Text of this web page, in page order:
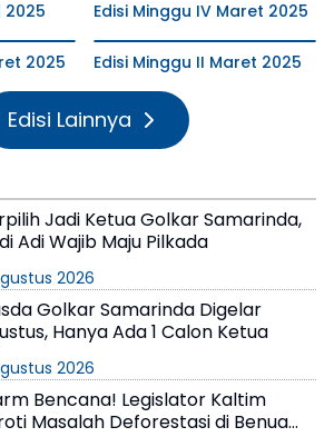
2025 Edisi Minggu IV Maret 2025
2025 Edisi Minggu II Maret 2025
Edisi Lainnya
Jadi Ketua Golkar Samarinda,
Adi Wajib Maju Pilkada
2026
Golkar Samarinda Digelar
Hanya Ada 1 Calon Ketua
2026
Bencana! Legislator Kaltim
Masalah Deforestasi di Benua